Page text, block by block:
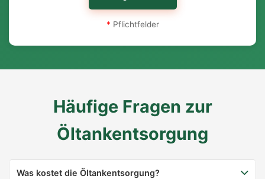
* Pflichtfelder
Häufige Fragen zur
Öltankentsorgung
Was kostet die Öltankentsorgung?